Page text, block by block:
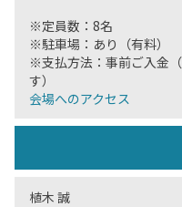
※定員数：8名
※駐車場：あり（有料）
※支払方法：事前ご入金
す）
会場へのアクセス
植木 誠